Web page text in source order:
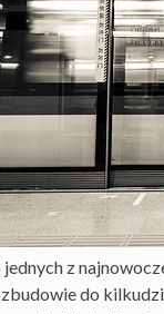
z
do